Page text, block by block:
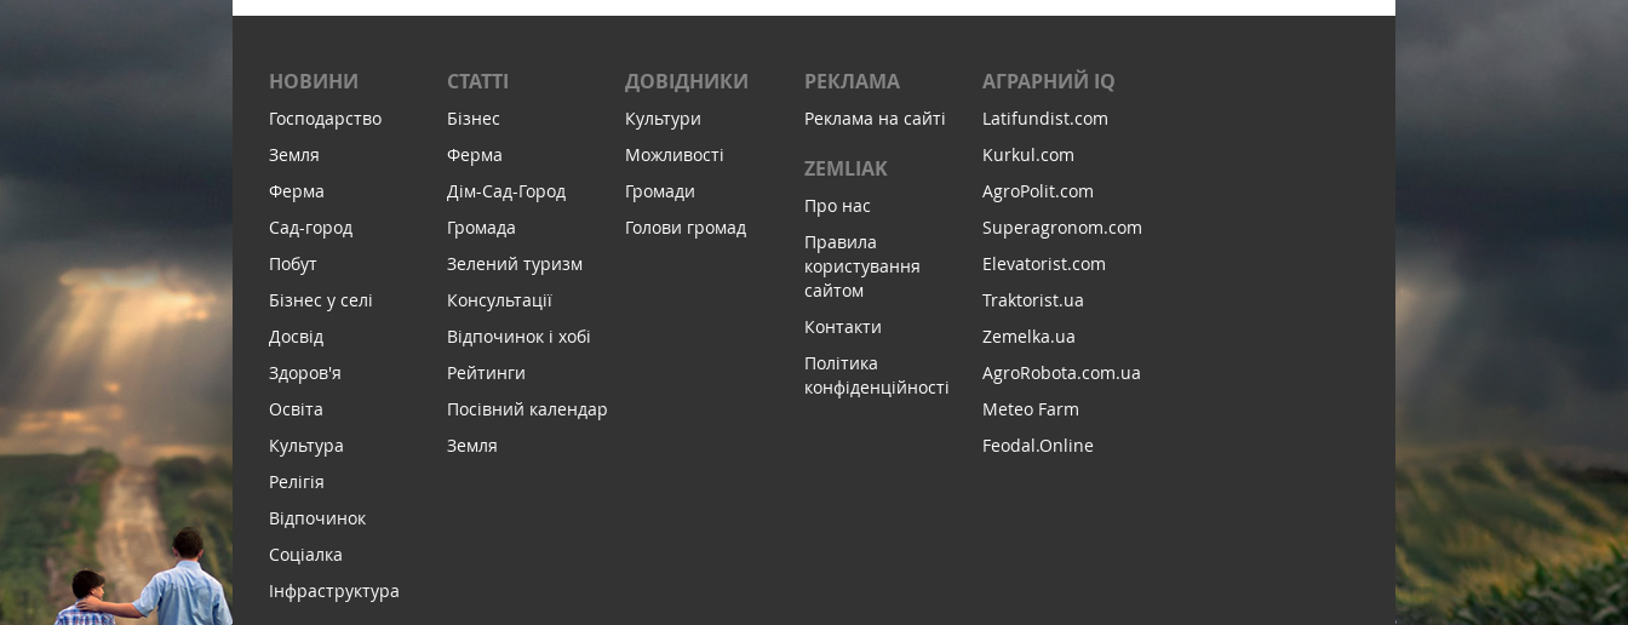
НОВИНИ
Господарство
Земля
Ферма
Сад-город
Побут
Бізнес у селі
Досвід
Здоров'я
Освіта
Культура
Релігія
Відпочинок
Соціалка
Інфраструктура
СТАТТІ
Бізнес
Ферма
Дім-Сад-Город
Громада
Зелений туризм
Консультації
Відпочинок і хобі
Рейтинги
Посівний календар
Земля
ДОВІДНИКИ
Культури
Можливості
Громади
Голови громад
РЕКЛАМА
Реклама на сайті
ZEMLIAK
Про нас
Правила
користування
сайтом
Контакти
Політика
конфіденційності
АГРАРНИЙ IQ
Latifundist.com
Kurkul.com
AgroPolit.com
Superagronom.com
Elevatorist.com
Traktorist.ua
Zemelka.ua
AgroRobota.com.ua
Meteo Farm
Feodal.Online